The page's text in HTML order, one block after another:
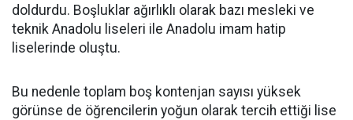
doldurdu. Boşluklar ağırlıklı olarak bazı mesleki ve
teknik Anadolu liseleri ile Anadolu imam hatip
liselerinde oluştu.
Bu nedenle toplam boş kontenjan sayısı yüksek
görünse de öğrencilerin yoğun olarak tercih ettiği lise